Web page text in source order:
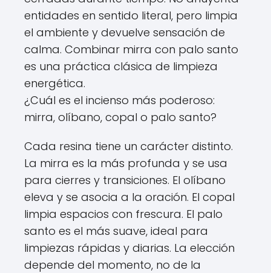
entidades en sentido literal, pero limpia
el ambiente y devuelve sensación de
calma. Combinar mirra con palo santo
es una práctica clásica de limpieza
energética.
¿Cuál es el incienso más poderoso:
mirra, olíbano, copal o palo santo?
Cada resina tiene un carácter distinto.
La mirra es la más profunda y se usa
para cierres y transiciones. El olíbano
eleva y se asocia a la oración. El copal
limpia espacios con frescura. El palo
santo es el más suave, ideal para
limpiezas rápidas y diarias. La elección
depende del momento, no de la